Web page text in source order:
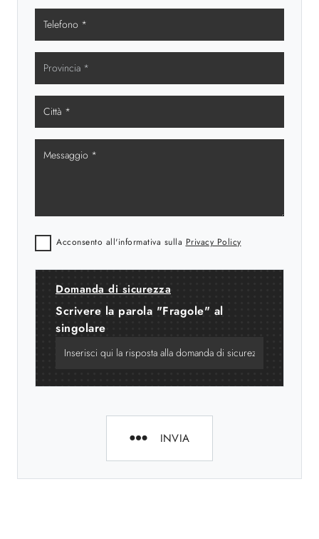
Acconsento all'informativa sulla Privacy Policy
Domanda di sicurezza
Scrivere la parola "Fragole" al
singolare
INVIA